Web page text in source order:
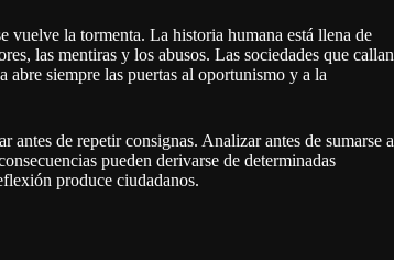
vuelve la tormenta. La historia humana está llena de
las mentiras y los abusos. Las sociedades que callan
siempre las puertas al oportunismo y a la
de repetir consignas. Analizar antes de sumarse a
pueden derivarse de determinadas
produce ciudadanos.